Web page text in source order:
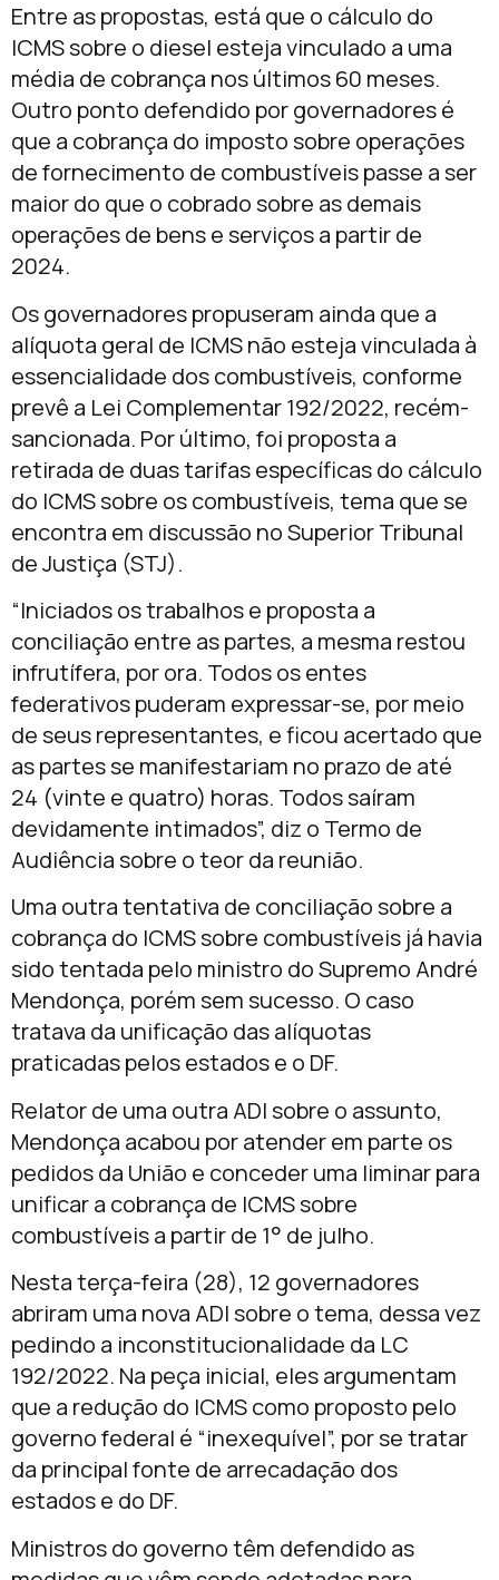
Entre as propostas, está que o cálculo do
ICMS sobre o diesel esteja vinculado a uma
média de cobrança nos últimos 60 meses.
Outro ponto defendido por governadores é
que a cobrança do imposto sobre operações
de fornecimento de combustíveis passe a ser
maior do que o cobrado sobre as demais
operações de bens e serviços a partir de
2024.
Os governadores propuseram ainda que a
alíquota geral de ICMS não esteja vinculada à
essencialidade dos combustíveis, conforme
prevê a Lei Complementar 192/2022, recém-
sancionada. Por último, foi proposta a
retirada de duas tarifas específicas do cálculo
do ICMS sobre os combustíveis, tema que se
encontra em discussão no Superior Tribunal
de Justiça (STJ).
“Iniciados os trabalhos e proposta a
conciliação entre as partes, a mesma restou
infrutífera, por ora. Todos os entes
federativos puderam expressar-se, por meio
de seus representantes, e ficou acertado que
as partes se manifestariam no prazo de até
24 (vinte e quatro) horas. Todos saíram
devidamente intimados”, diz o Termo de
Audiência sobre o teor da reunião.
Uma outra tentativa de conciliação sobre a
cobrança do ICMS sobre combustíveis já havia
sido tentada pelo ministro do Supremo André
Mendonça, porém sem sucesso. O caso
tratava da unificação das alíquotas
praticadas pelos estados e o DF.
Relator de uma outra ADI sobre o assunto,
Mendonça acabou por atender em parte os
pedidos da União e conceder uma liminar para
unificar a cobrança de ICMS sobre
combustíveis a partir de 1° de julho.
Nesta terça-feira (28), 12 governadores
abriram uma nova ADI sobre o tema, dessa vez
pedindo a inconstitucionalidade da LC
192/2022. Na peça inicial, eles argumentam
que a redução do ICMS como proposto pelo
governo federal é “inexequível”, por se tratar
da principal fonte de arrecadação dos
estados e do DF.
Ministros do governo têm defendido as